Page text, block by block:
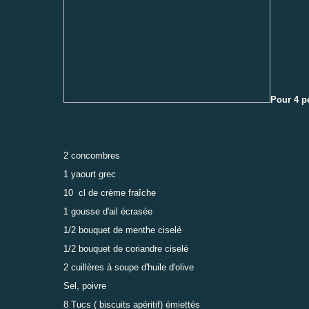
Pour 4
2 concombres
1 yaourt grec
10 cl de crème fraîche
1 gousse d'ail écrasée
1/2 bouquet de menthe ciselé
1/2 bouquet de coriandre ciselé
2 cuillères à soupe d'huile d'olive
Sel, poivre
8 Tucs ( biscuits apéritif) émiettés